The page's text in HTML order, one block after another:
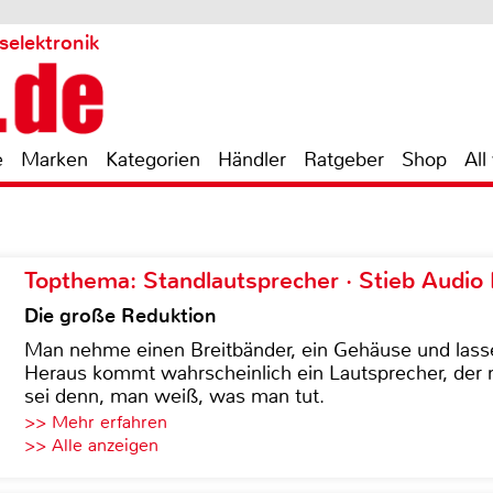
Marken Kategorien Händler Ratgeber Shop All
Topthema: Standlautsprecher · Stieb Audio
Die große Reduktion
Man nehme einen Breitbänder, ein Gehäuse und
Heraus kommt wahrscheinlich ein Lautsprecher,
sei denn, man weiß, was man tut.
>> Mehr erfahren
>> Alle anzeigen